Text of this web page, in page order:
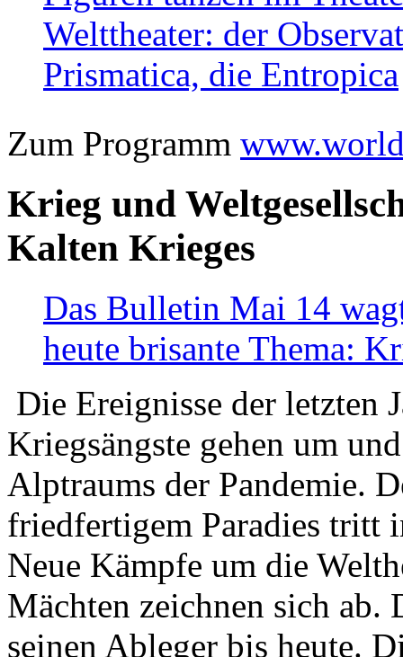
Welttheater: der
Prismatica, die Entropica
Zum Programm
Krieg und
Kalten Krieges
Das Bulletin Mai 14
heute brisante Thema:
Die Ereignisse der letzten
Kriegsängste gehen um
Alptraums der Pandemie.
friedfertigem Paradies tritt
Neue Kämpfe um die
Mächten zeichnen sich
seinen Ableger bis heute.